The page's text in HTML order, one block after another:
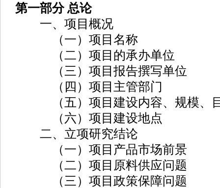
第一部分 总论
一、项目概况
（一）项目名称
（二）项目的承办单位
（三）项目报告撰写单位
（四）项目主管部门
（五）项目建设内容、规模、
（六）项目建设地点
二、立项研究结论
（一）项目产品市场前景
（二）项目原料供应问题
（三）项目政策保障问题